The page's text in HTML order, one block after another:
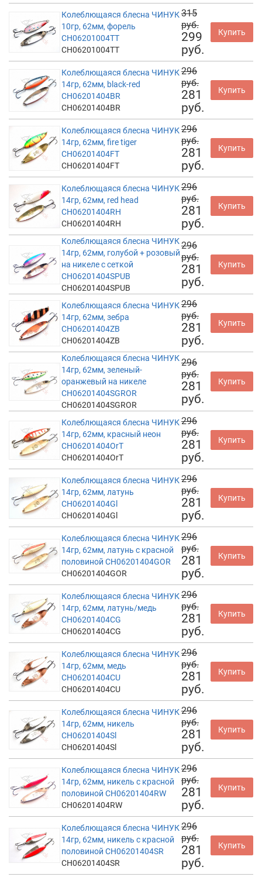
Колеблющаяся блесна ЧИНУК
10гр, 62мм, форель
CH06201004TT
CH06201004TT
315
руб.
299
руб.
Купить
Колеблющаяся блесна ЧИНУК
14гр, 62мм, black-red
CH06201404BR
CH06201404BR
296
руб.
281
руб.
Купить
Колеблющаяся блесна ЧИНУК
14гр, 62мм, fire tiger
CH06201404FT
CH06201404FT
296
руб.
281
руб.
Купить
Колеблющаяся блесна ЧИНУК
14гр, 62мм, red head
CH06201404RH
CH06201404RH
296
руб.
281
руб.
Купить
Колеблющаяся блесна ЧИНУК
14гр, 62мм, голубой + розовый
на никеле с сеткой
CH06201404SPUB
CH06201404SPUB
296
руб.
281
руб.
Купить
Колеблющаяся блесна ЧИНУК
14гр, 62мм, зебра
CH06201404ZB
CH06201404ZB
296
руб.
281
руб.
Купить
Колеблющаяся блесна ЧИНУК
14гр, 62мм, зеленый-
оранжевый на никеле
CH06201404SGROR
CH06201404SGROR
296
руб.
281
руб.
Купить
Колеблющаяся блесна ЧИНУК
14гр, 62мм, красный неон
CH06201404OrT
CH06201404OrT
296
руб.
281
руб.
Купить
Колеблющаяся блесна ЧИНУК
14гр, 62мм, латунь
CH06201404Gl
CH06201404Gl
296
руб.
281
руб.
Купить
Колеблющаяся блесна ЧИНУК
14гр, 62мм, латунь с красной
половиной CH06201404GOR
CH06201404GOR
296
руб.
281
руб.
Купить
Колеблющаяся блесна ЧИНУК
14гр, 62мм, латунь/медь
CH06201404CG
CH06201404CG
296
руб.
281
руб.
Купить
Колеблющаяся блесна ЧИНУК
14гр, 62мм, медь
CH06201404CU
CH06201404CU
296
руб.
281
руб.
Купить
Колеблющаяся блесна ЧИНУК
14гр, 62мм, никель
CH06201404Sl
CH06201404Sl
296
руб.
281
руб.
Купить
Колеблющаяся блесна ЧИНУК
14гр, 62мм, никель с красной
половиной CH06201404RW
CH06201404RW
296
руб.
281
руб.
Купить
Колеблющаяся блесна ЧИНУК
14гр, 62мм, никель с красной
половиной CH06201404SR
CH06201404SR
296
руб.
281
руб.
Купить